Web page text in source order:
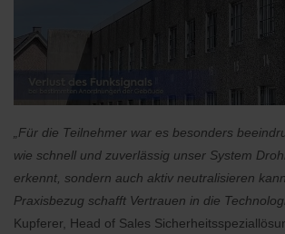
„Für die Teilnehmer war es besonders
wie schnell und zuverlässig unser System
erkennt, sondern auch aktiv neutralisieren
Praxisbezug schafft Vertrauen in die
Kupferer, Head of Sales